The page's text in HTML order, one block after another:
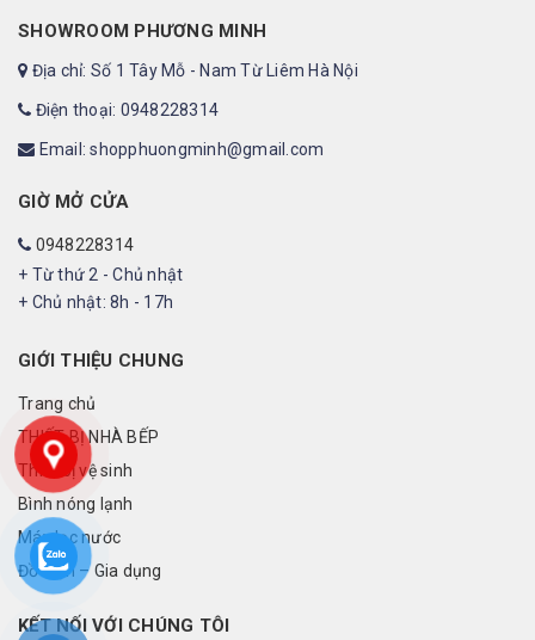
SHOWROOM PHƯƠNG MINH
Địa chỉ: Số 1 Tây Mỗ - Nam Từ Liêm Hà Nội
Điện thoại: 0948228314
Email: shopphuongminh@gmail.com
GIỜ MỞ CỬA
0948228314
+ Từ thứ 2 - Chủ nhật
+ Chủ nhật: 8h - 17h
GIỚI THIỆU CHUNG
Trang chủ
THIẾT BỊ NHÀ BẾP
Thiết bị vệ sinh
Bình nóng lạnh
Máy lọc nước
Đồ điện – Gia dụng
KẾT NỐI VỚI CHÚNG TÔI